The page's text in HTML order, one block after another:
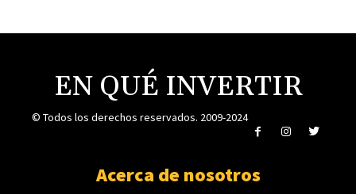
EN QUÉ INVERTIR
© Todos los derechos reservados. 2009-2024
Acerca de nosotros